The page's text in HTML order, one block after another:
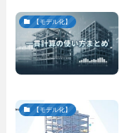
【モデル化】
【モデル化】